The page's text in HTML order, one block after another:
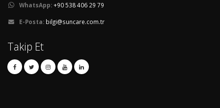
WhatsApp:+90 538 406 29 79
E-Posta: bilgi@suncare.com.tr
Takip Et